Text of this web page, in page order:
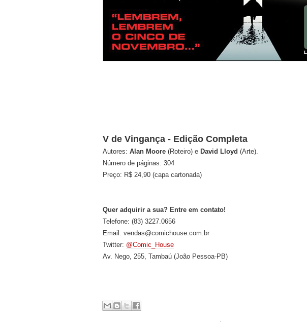
V de Vingança - Edição Completa
Autores: Alan Moore (Roteiro) e David Lloyd (Arte).
Número de páginas: 304
Preço: R$ 24,90 (capa cartonada)
Quer adquirir a sua? Entre em contato!
Telefone: (83) 3227.0656
Email: vendas@comichouse.com.br
Twitter: @Comic_House
Av. Nego, 255, Tambaú (João Pessoa-PB)